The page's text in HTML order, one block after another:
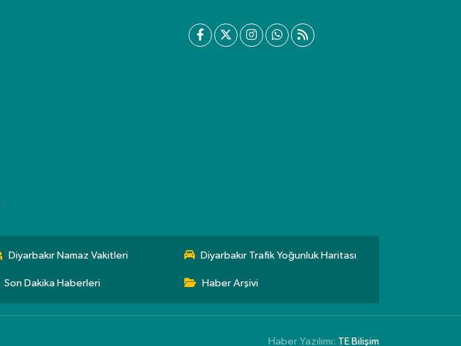
Diyarbakır Namaz Vakitleri Diyarbakır Trafik Yoğunluk Haritası
Son Dakika Haberleri Haber Arşivi
Haber Yazılımı: TE Bilişim